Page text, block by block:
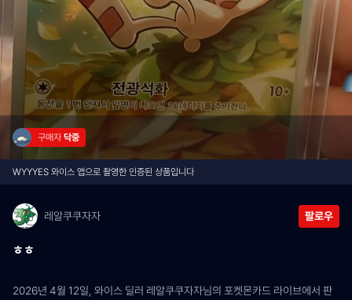
구매자 닥중
WYYYES 와이스 앱으로 촬영한 인증된 상품입니다
레알쿠쿠자자 팔로우
ㅎㅎ
2026년 4월 12일, 와이스 딜러 레알쿠쿠자자님의 포켓몬카드 라이브에서 판